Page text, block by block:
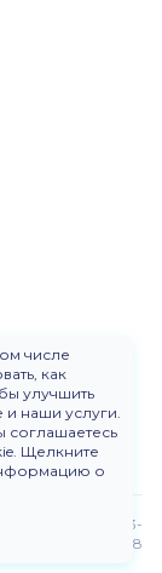
числе
как
улучшить
и наши услуги.
соглашаетесь
Щелкните
о
Версия 3-
beta.48